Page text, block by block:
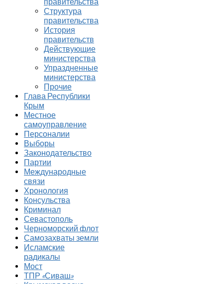
Структура
правительства
История
правительств
Действующие
министерства
Упраздненные
министерства
Прочие
Глава Республики
Крым
Местное
самоуправление
Персоналии
Выборы
Законодательство
Партии
Международные
связи
Хронология
Консульства
Криминал
Севастополь
Черноморский флот
Самозахваты земли
Исламские
радикалы
Мост
ТПР «Сиваш»